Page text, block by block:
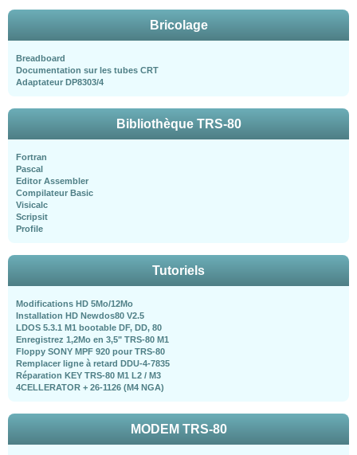
Bricolage
Breadboard
Documentation sur les tubes CRT
Adaptateur DP8303/4
Bibliothèque TRS-80
Fortran
Pascal
Editor Assembler
Compilateur Basic
Visicalc
Scripsit
Profile
Tutoriels
Modifications HD 5Mo/12Mo
Installation HD Newdos80 V2.5
LDOS 5.3.1 M1 bootable DF, DD, 80
Enregistrez 1,2Mo en 3,5" TRS-80 M1
Floppy SONY MPF 920 pour TRS-80
Remplacer ligne à retard DDU-4-7835
Réparation KEY TRS-80 M1 L2 / M3
4CELLERATOR + 26-1126 (M4 NGA)
MODEM TRS-80